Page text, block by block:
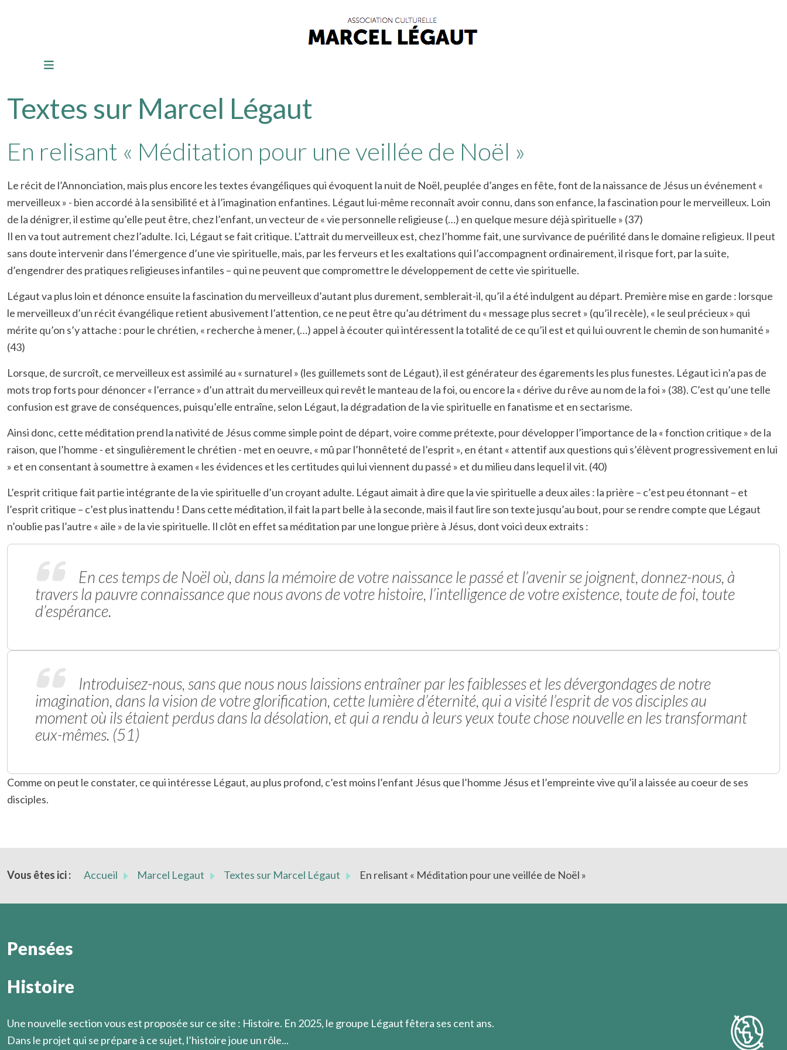
Textes sur Marcel Légaut
En relisant « Méditation pour une veillée de Noël »
Le récit de l’Annonciation, mais plus encore les textes évangéliques qui évoquent la nuit de Noël, peuplée d’anges en fête, font de la naissance de Jésus un événement «
merveilleux » - bien accordé à la sensibilité et à l’imagination enfantines. Légaut lui-même reconnaît avoir connu, dans son enfance, la fascination pour le merveilleux. Loin
de la dénigrer, il estime qu’elle peut être, chez l’enfant, un vecteur de « vie personnelle religieuse (…) en quelque mesure déjà spirituelle » (37)
Il en va tout autrement chez l’adulte. Ici, Légaut se fait critique. L’attrait du merveilleux est, chez l’homme fait, une survivance de puérilité dans le domaine religieux. Il peut
sans doute intervenir dans l’émergence d’une vie spirituelle, mais, par les ferveurs et les exaltations qui l’accompagnent ordinairement, il risque fort, par la suite,
d’engendrer des pratiques religieuses infantiles – qui ne peuvent que compromettre le développement de cette vie spirituelle.
Légaut va plus loin et dénonce ensuite la fascination du merveilleux d’autant plus durement, semblerait-il, qu’il a été indulgent au départ. Première mise en garde : lorsque
le merveilleux d’un récit évangélique retient abusivement l’attention, ce ne peut être qu’au détriment du « message plus secret » (qu’il recèle), « le seul précieux » qui
mérite qu’on s’y attache : pour le chrétien, « recherche à mener, (…) appel à écouter qui intéressent la totalité de ce qu’il est et qui lui ouvrent le chemin de son humanité »
(43)
Lorsque, de surcroît, ce merveilleux est assimilé au « surnaturel » (les guillemets sont de Légaut), il est générateur des égarements les plus funestes. Légaut ici n’a pas de
mots trop forts pour dénoncer « l’errance » d’un attrait du merveilleux qui revêt le manteau de la foi, ou encore la « dérive du rêve au nom de la foi » (38). C’est qu’une telle
confusion est grave de conséquences, puisqu’elle entraîne, selon Légaut, la dégradation de la vie spirituelle en fanatisme et en sectarisme.
Ainsi donc, cette méditation prend la nativité de Jésus comme simple point de départ, voire comme prétexte, pour développer l’importance de la « fonction critique » de la
raison, que l’homme - et singulièrement le chrétien - met en oeuvre, « mû par l’honnêteté de l’esprit », en étant « attentif aux questions qui s’élèvent progressivement en lui
» et en consentant à soumettre à examen « les évidences et les certitudes qui lui viennent du passé » et du milieu dans lequel il vit. (40)
L’esprit critique fait partie intégrante de la vie spirituelle d’un croyant adulte. Légaut aimait à dire que la vie spirituelle a deux ailes : la prière – c’est peu étonnant – et
l’esprit critique – c’est plus inattendu ! Dans cette méditation, il fait la part belle à la seconde, mais il faut lire son texte jusqu’au bout, pour se rendre compte que Légaut
n’oublie pas l’autre « aile » de la vie spirituelle. Il clôt en effet sa méditation par une longue prière à Jésus, dont voici deux extraits :
En ces temps de Noël où, dans la mémoire de votre naissance le passé et l’avenir se joignent, donnez-nous, à
travers la pauvre connaissance que nous avons de votre histoire, l’intelligence de votre existence, toute de foi, toute
d’espérance.
Introduisez-nous, sans que nous nous laissions entraîner par les faiblesses et les dévergondages de notre
imagination, dans la vision de votre glorification, cette lumière d’éternité, qui a visité l’esprit de vos disciples au
moment où ils étaient perdus dans la désolation, et qui a rendu à leurs yeux toute chose nouvelle en les transformant
eux-mêmes. (51)
Comme on peut le constater, ce qui intéresse Légaut, au plus profond, c’est moins l’enfant Jésus que l’homme Jésus et l’empreinte vive qu’il a laissée au coeur de ses
disciples.
Vous êtes ici : Accueil Marcel Legaut Textes sur Marcel Légaut En relisant « Méditation pour une veillée de Noël »
Pensées
Désormais c'est en découvrant personnellement le sens de sa propre vie que l'homme peut faire l'approche du mystère de Dieu.
Histoire
Une nouvelle section vous est proposée sur ce site : Histoire. En 2025, le groupe Légaut fêtera ses cent ans.
Dans le projet qui se prépare à ce sujet, l’histoire joue un rôle...